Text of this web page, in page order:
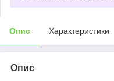
Опис Характеристики
Опис